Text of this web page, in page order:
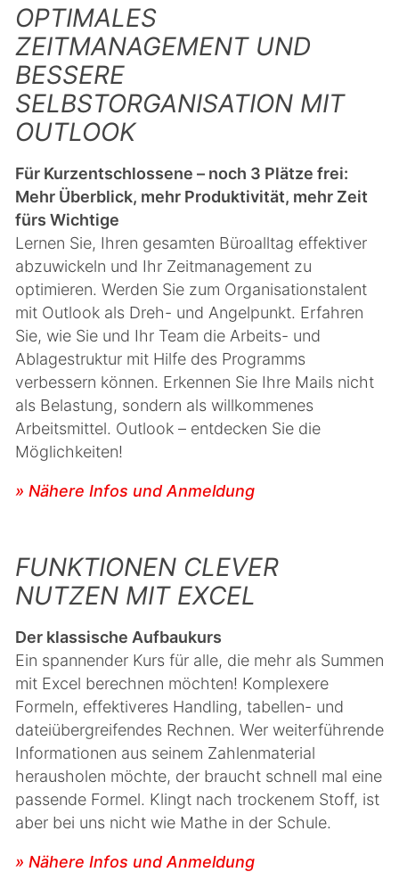
OPTIMALES
ZEITMANAGEMENT UND
BESSERE
SELBSTORGANISATION MIT
OUTLOOK
Für Kurzentschlossene – noch 3 Plätze frei:
Mehr Überblick, mehr Produktivität, mehr Zeit
fürs Wichtige
Lernen Sie, Ihren gesamten Büroalltag effektiver
abzuwickeln und Ihr Zeitmanagement zu
optimieren. Werden Sie zum Organisationstalent
mit Outlook als Dreh- und Angelpunkt. Erfahren
Sie, wie Sie und Ihr Team die Arbeits- und
Ablagestruktur mit Hilfe des Programms
verbessern können. Erkennen Sie Ihre Mails nicht
als Belastung, sondern als willkommenes
Arbeitsmittel. Outlook – entdecken Sie die
Möglichkeiten!
» Nähere Infos und Anmeldung
FUNKTIONEN CLEVER
NUTZEN MIT EXCEL
Der klassische Aufbaukurs
Ein spannender Kurs für alle, die mehr als Summen
mit Excel berechnen möchten! Komplexere
Formeln, effektiveres Handling, tabellen- und
dateiübergreifendes Rechnen. Wer weiterführende
Informationen aus seinem Zahlenmaterial
herausholen möchte, der braucht schnell mal eine
passende Formel. Klingt nach trockenem Stoff, ist
aber bei uns nicht wie Mathe in der Schule.
» Nähere Infos und Anmeldung